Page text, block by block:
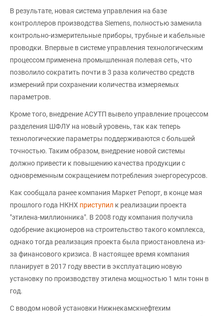
В результате, новая система управления на базе
контроллеров производства Siemens, полностью заменила
контрольно-измерительные приборы, трубные и кабельные
проводки. Впервые в системе управления технологическим
процессом применена промышленная полевая сеть, что
позволило сократить почти в 3 раза количество средств
измерений при сохранении количества измеряемых
параметров.
Кроме того, внедрение АСУТП вывело управление процессом
разделения ШФЛУ на новый уровень, так как теперь
технологические параметры поддерживаются с большей
точностью. Таким образом, внедрение новой системы
должно привести к повышению качества продукции с
одновременным сокращением потребления энергоресурсов.
Как сообщала ранее компания Маркет Репорт, в конце мая
прошлого года НКНХ приступил к реализации проекта
"этилена-миллионника". В 2008 году компания получила
одобрение акционеров на строительство такого комплекса,
однако тогда реализация проекта была приостановлена из-
за финансового кризиса. В настоящее время компания
планирует в 2017 году ввести в эксплуатацию новую
установку по производству этилена мощностью 1 млн тонн в
год.
С вводом новой установки Нижнекамскнефтехим